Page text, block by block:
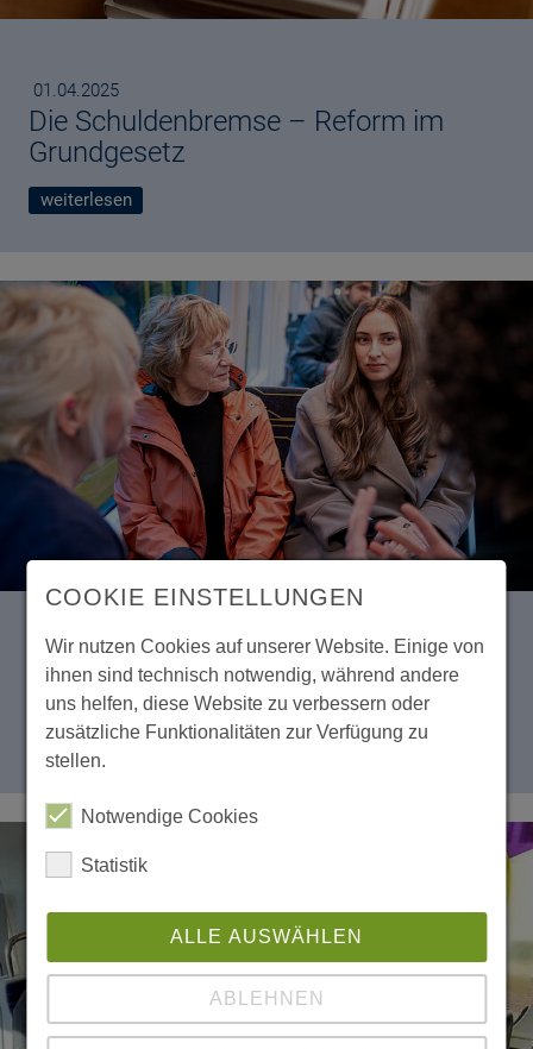
Published
01.04.2025
Die Schuldenbremse – Reform im
Grundgesetz
weiterlesen
Published
17.12.2024
Konstruktiver Dialog
weiterlesen
COOKIE EINSTELLUNGEN
Wir nutzen Cookies auf unserer Website. Einige von
ihnen sind technisch notwendig, während andere
uns helfen, diese Website zu verbessern oder
zusätzliche Funktionalitäten zur Verfügung zu
stellen.
Notwendige Cookies
Statistik
ALLE AUSWÄHLEN
ABLEHNEN